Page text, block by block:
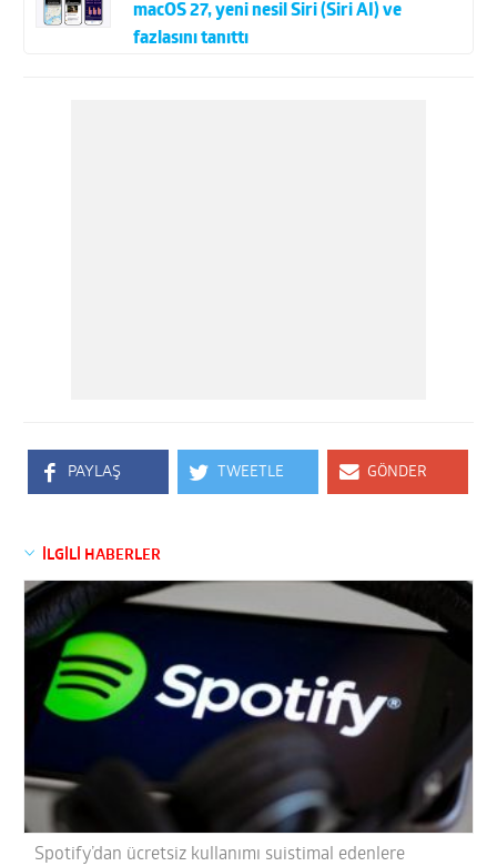
macOS 27, yeni nesil Siri (Siri AI) ve
fazlasını tanıttı
PAYLAŞ TWEETLE GÖNDER
İLGİLİ HABERLER
Spotify’dan ücretsiz kullanımı suistimal edenlere